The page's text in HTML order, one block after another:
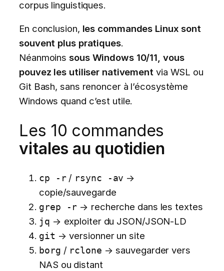
corpus linguistiques.
En conclusion, les commandes Linux sont
souvent plus pratiques.
Néanmoins sous Windows 10/11, vous
pouvez les utiliser nativement via WSL ou
Git Bash, sans renoncer à l’écosystème
Windows quand c’est utile.
Les 10 commandes
vitales au quotidien
cp -r/ rsync -av →
copie/sauvegarde
grep -r → recherche dans les textes
jq → exploiter du JSON/JSON-LD
git → versionner un site
borg / rclone → sauvegarder vers
NAS ou distant